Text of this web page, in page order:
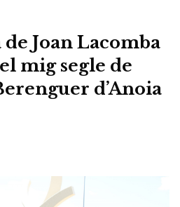
Joan Lacomba
mig segle de
d’Anoia